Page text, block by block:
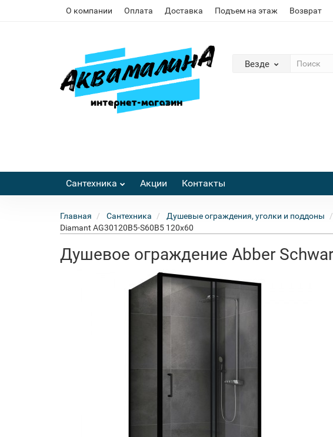
О компании Оплата Доставка Подъем на этаж Возврат
Везде
Сантехника Акции Контакты
Главная Сантехника Душевые ограждения, уголки и поддоны
Diamant AG30120B5-S60B5 120x60
Душевое ограждение Abber